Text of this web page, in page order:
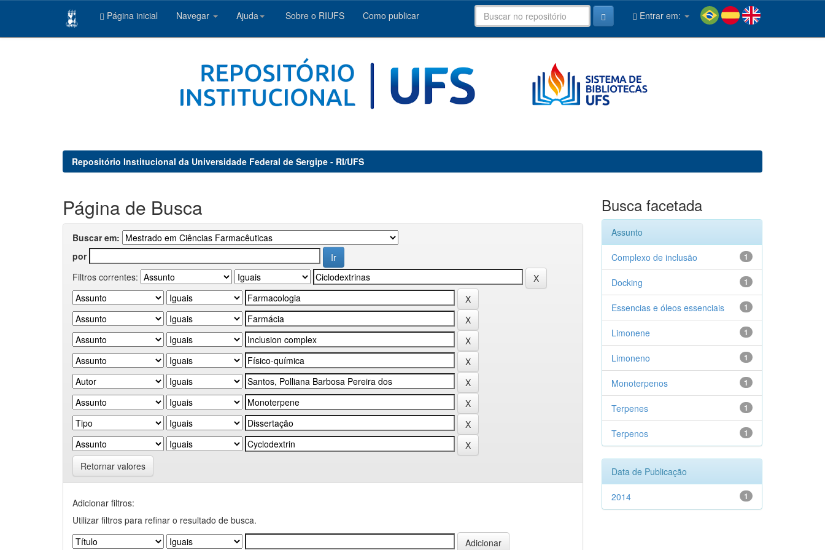
Página inicial Navegar Ajuda Sobre o RIUFS Como publicar Entrar em:
Repositório Institucional da Universidade Federal de Sergipe - RI/UFS
Página de Busca
Buscar em:
por
Filtros correntes:
Retornar valores
Adicionar filtros:
Utilizar filtros para refinar o resultado de busca.
Busca facetada
Assunto
1
Complexo de inclusão
1
Docking
1
Essencias e óleos essenciais
1
Limonene
1
Limoneno
1
Monoterpenos
1
Terpenes
1
Terpenos
Data de Publicação
1
2014